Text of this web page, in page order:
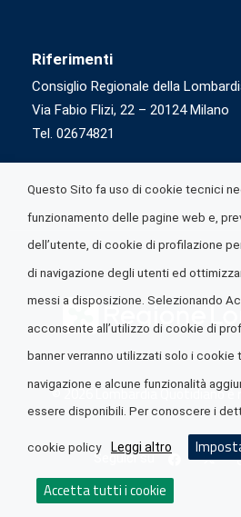
Riferimenti
Consiglio Regionale della
Via Fabio Flizi, 22 – 20124 Milano
Tel. 02674821
© 2026 Lombardia Quotidiano
Seguici su
Questo Sito fa uso di cookie tecnici
funzionamento delle pagine web e,
dell’utente, di cookie di profilazione
di navigazione degli utenti ed
messi a disposizione. Selezionando
acconsente all’utilizzo di cookie di
banner verranno utilizzati solo i
navigazione e alcune funzionalità
essere disponibili. Per conoscere i
cookie policy Leggi altro
Accetta tutti i cookie